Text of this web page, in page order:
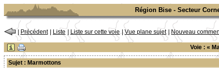
Région Bise - Secteur
Précédent Liste Liste sur cette voie | Vue plane sujet Nouveau
Voie : «
Sujet : Marmottons